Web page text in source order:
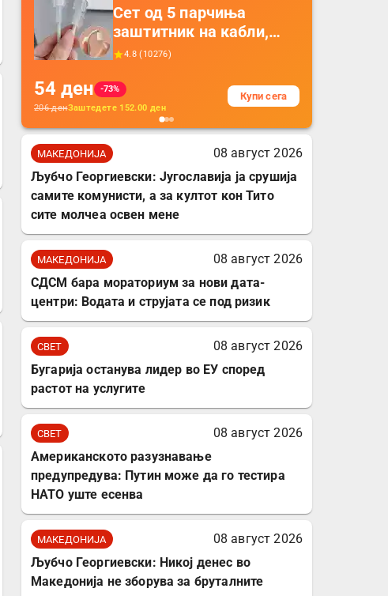
Сет од 5 парчиња
заштитник на кабли,
прекривка за заштита
додатоци за заштита на
кабли, без батерија, за
мобилни телефони,
комплет за заштита на
4.8 (10276)
54 ден
-73%
206денЗаштедете 152.00 ден
Купи сега
МАКЕДОНИЈА
08 август 2026
Љубчо Георгиевски: Југославија ја срушија
самите комунисти, а за култот кон Тито
сите молчеа освен мене
МАКЕДОНИЈА
08 август 2026
СДСМ бара мораториум за нови дата-
центри: Водата и струјата се под ризик
СВЕТ
08 август 2026
Бугарија останува лидер во ЕУ според
растот на услугите
СВЕТ
08 август 2026
Американското разузнавање
предупредува: Путин може да го тестира
НАТО уште есенва
МАКЕДОНИЈА
08 август 2026
Љубчо Георгиевски: Никој денес во
Македонија не зборува за бруталните